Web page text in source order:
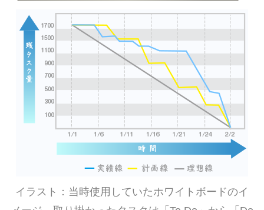
イラスト：当時使用していたホワイトボードのイ